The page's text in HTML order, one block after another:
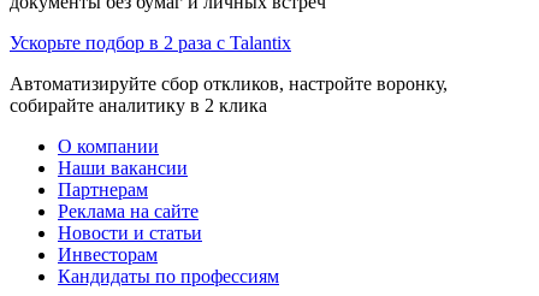
Ускорьте подбор в 2 раза с Talantix
Автоматизируйте сбор откликов, настройте воронку,
собирайте аналитику в 2 клика
О компании
Наши вакансии
Партнерам
Реклама на сайте
Новости и статьи
Инвесторам
Кандидаты по профессиям